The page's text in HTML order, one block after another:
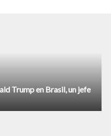
Trump en Brasil, un jefe